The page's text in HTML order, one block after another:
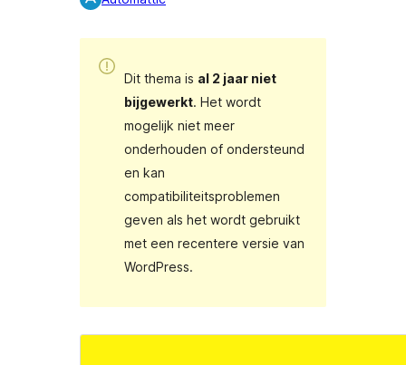
Dit thema is al 2 jaar niet
bijgewerkt. Het wordt
mogelijk niet meer
onderhouden of ondersteund
en kan
compatibiliteitsproblemen
geven als het wordt gebruikt
met een recentere versie van
WordPress.